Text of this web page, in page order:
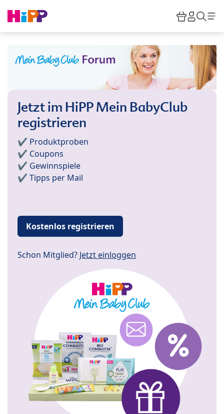
HiPP
Jetzt im HiPP Mein BabyClub
registrieren
✔️ Produktproben
✔️ Coupons
✔️ Gewinnspiele
✔️ Tipps per Mail
Kostenlos registrieren
Schon Mitglied? Jetzt einloggen